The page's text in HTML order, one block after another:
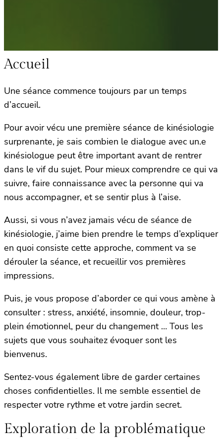
Accueil
Une séance commence toujours par un temps
d’accueil.
Pour avoir vécu une première séance de kinésiologie
surprenante, je sais combien le dialogue avec un.e
kinésiologue peut être important avant de rentrer
dans le vif du sujet. Pour mieux comprendre ce qui va
suivre, faire connaissance avec la personne qui va
nous accompagner, et se sentir plus à l’aise.
Aussi, si vous n’avez jamais vécu de séance de
kinésiologie, j’aime bien prendre le temps d’expliquer
en quoi consiste cette approche, comment va se
dérouler la séance, et recueillir vos premières
impressions.
Puis, je vous propose d’aborder ce qui vous amène à
consulter : stress, anxiété, insomnie, douleur, trop-
plein émotionnel, peur du changement … Tous les
sujets que vous souhaitez évoquer sont les
bienvenus.
Sentez-vous également libre de garder certaines
choses confidentielles. Il me semble essentiel de
respecter votre rythme et votre jardin secret.
Exploration de la problématique